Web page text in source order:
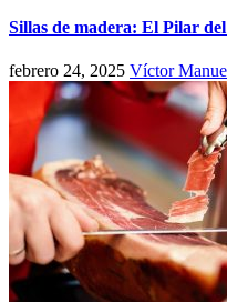
Sillas de madera: El Pilar
febrero 24, 2025 Víctor